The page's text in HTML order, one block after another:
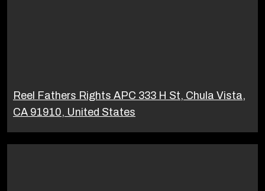
Reel Fathers Rights APC 333 H St, Chula Vista,
CA 91910, United States